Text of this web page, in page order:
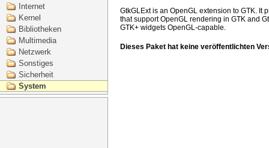
Internet
Kernel
Bibliotheken
Multimedia
Netzwerk
Sonstiges
Sicherheit
System
GtkGLExt is an OpenGL extension to GTK. It
that support OpenGL rendering in GTK and
Dieses Paket hat keine veröffentlichten